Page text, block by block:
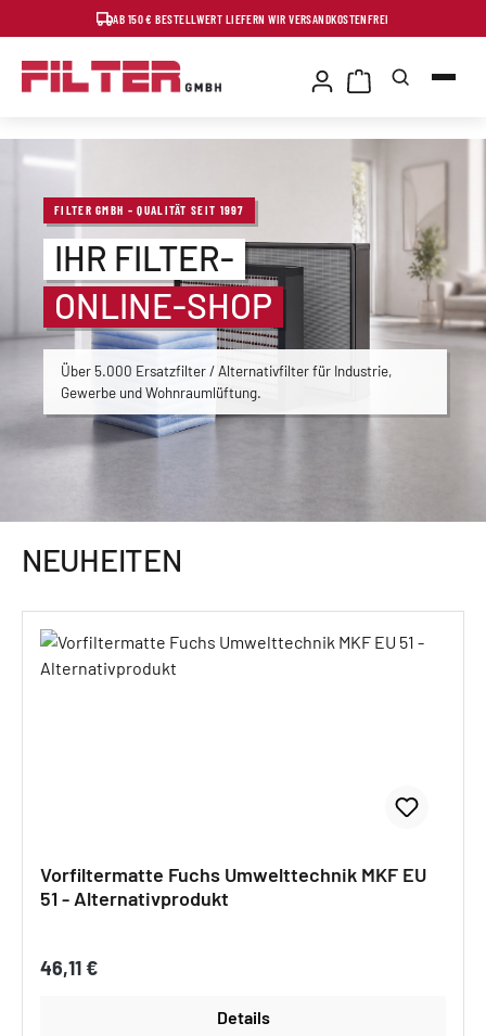
Zum Hauptinhalt springenAB 150 € BESTELLWERT LIEFERN WIR VERSANDKOSTENFREI
FILTER GMBH – QUALITÄT SEIT 1997
IHR FILTER-
ONLINE-SHOP
Über 5.000 Ersatzfilter / Alternativfilter für Industrie,
Gewerbe und Wohnraumlüftung.
Produktgalerie überspringen
NEUHEITEN
Vorfiltermatte Fuchs Umwelttechnik MKF EU
51 - Alternativprodukt
Regulärer Preis:
46,11 €
Details